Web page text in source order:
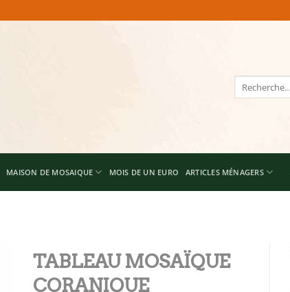
Recherche
pour :
MAISON DE MOSAIQUE MOIS DE UN EURO ARTICLES MÉNAGERS
TABLEAU MOSAÏQUE
CORANIQUE